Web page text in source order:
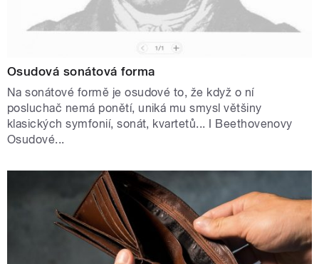
Osudová sonátová forma
Na sonátové formě je osudové to, že když o ní
posluchač nemá ponětí, uniká mu smysl většiny
klasických symfonií, sonát, kvartetů... I Beethovenovy
Osudové...